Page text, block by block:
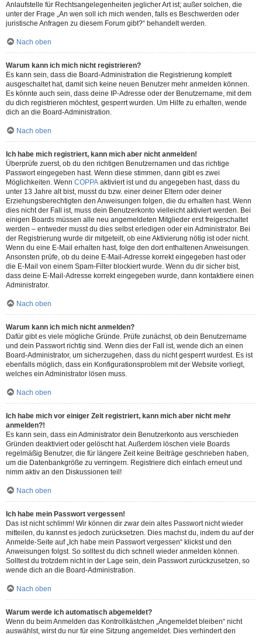
Anlaufstelle für Rechtsangelegenheiten jeglicher Art ist; außer solchen, die
unter der Frage „An wen soll ich mich wenden, falls es Beschwerden oder
juristische Anfragen zu diesem Forum gibt?“ behandelt werden.
Nach oben
Warum kann ich mich nicht registrieren?
Es kann sein, dass die Board-Administration die Registrierung komplett
ausgeschaltet hat, damit sich keine neuen Benutzer mehr anmelden können.
Es könnte auch sein, dass deine IP-Adresse oder der Benutzername, mit dem
du dich registrieren möchtest, gesperrt wurden. Um Hilfe zu erhalten, wende
dich an die Board-Administration.
Nach oben
Ich habe mich registriert, kann mich aber nicht anmelden!
Überprüfe zuerst, ob du den richtigen Benutzernamen und das richtige
Passwort eingegeben hast. Wenn diese stimmen, dann gibt es zwei
Möglichkeiten. Wenn COPPA aktiviert ist und du angegeben hast, dass du
unter 13 Jahre alt bist, musst du bzw. einer deiner Eltern oder deiner
Erziehungsberechtigten den Anweisungen folgen, die du erhalten hast. Wenn
dies nicht der Fall ist, muss dein Benutzerkonto vielleicht aktiviert werden. Bei
einigen Boards müssen alle neu angemeldeten Mitglieder erst freigeschaltet
werden – entweder musst du dies selbst erledigen oder ein Administrator. Bei
der Registrierung wurde dir mitgeteilt, ob eine Aktivierung nötig ist oder nicht.
Wenn du eine E-Mail erhalten hast, folge den dort enthaltenen Anweisungen.
Ansonsten prüfe, ob du deine E-Mail-Adresse korrekt eingegeben hast oder
die E-Mail von einem Spam-Filter blockiert wurde. Wenn du dir sicher bist,
dass deine E-Mail-Adresse korrekt eingegeben wurde, dann kontaktiere einen
Administrator.
Nach oben
Warum kann ich mich nicht anmelden?
Dafür gibt es viele mögliche Gründe. Prüfe zunächst, ob dein Benutzername
und dein Passwort richtig sind. Wenn dies der Fall ist, wende dich an einen
Board-Administrator, um sicherzugehen, dass du nicht gesperrt wurdest. Es ist
ebenfalls möglich, dass ein Konfigurationsproblem mit der Website vorliegt,
welches ein Administrator lösen muss.
Nach oben
Ich habe mich vor einiger Zeit registriert, kann mich aber nicht mehr
anmelden?!
Es kann sein, dass ein Administrator dein Benutzerkonto aus verschieden
Gründen deaktiviert oder gelöscht hat. Außerdem löschen viele Boards
regelmäßig Benutzer, die für längere Zeit keine Beiträge geschrieben haben,
um die Datenbankgröße zu verringern. Registriere dich einfach erneut und
nimm aktiv an den Diskussionen teil!
Nach oben
Ich habe mein Passwort vergessen!
Das ist nicht schlimm! Wir können dir zwar dein altes Passwort nicht wieder
mitteilen, du kannst es jedoch zurücksetzen. Dies machst du, indem du auf der
Anmelde-Seite auf „Ich habe mein Passwort vergessen“ klickst und den
Anweisungen folgst. So solltest du dich schnell wieder anmelden können.
Solltest du trotzdem nicht in der Lage sein, dein Passwort zurückzusetzen, so
wende dich an die Board-Administration.
Nach oben
Warum werde ich automatisch abgemeldet?
Wenn du beim Anmelden das Kontrollkästchen „Angemeldet bleiben“ nicht
auswählst, wirst du nur für eine Sitzung angemeldet. Dies verhindert den